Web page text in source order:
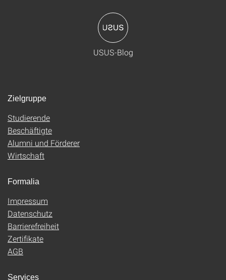
USUS-Blog
Zielgruppe
Studierende
Beschäftigte
Alumni und Förderer
Wirtschaft
Formalia
Impressum
Datenschutz
Barrierefreiheit
Zertifikate
AGB
Services